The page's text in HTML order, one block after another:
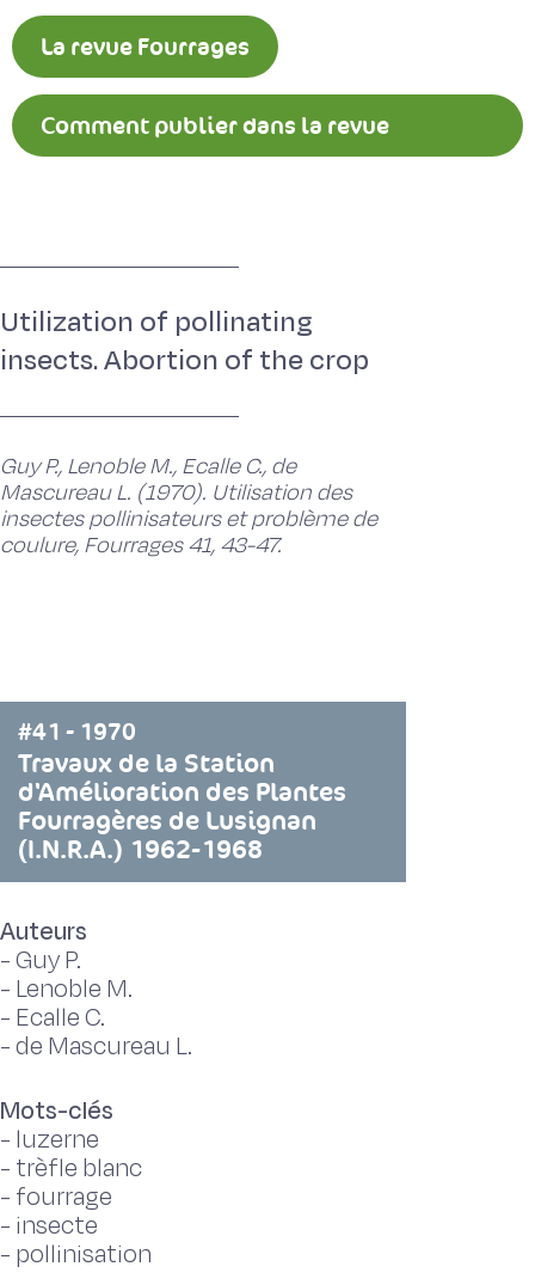
La revue Fourrages
Comment publier dans la revue
Utilization of pollinating
insects. Abortion of the crop
Guy P., Lenoble M., Ecalle C., de
Mascureau L. (1970). Utilisation des
insectes pollinisateurs et problème de
coulure, Fourrages 41, 43-47.
#41 - 1970
Travaux de la Station
d'Amélioration des Plantes
Fourragères de Lusignan
(I.N.R.A.) 1962-1968
Auteurs
-Guy P.
- Lenoble M.
- Ecalle C.
-de Mascureau L.
Mots-clés
- luzerne
- trèfle blanc
- fourrage
- insecte
- pollinisation